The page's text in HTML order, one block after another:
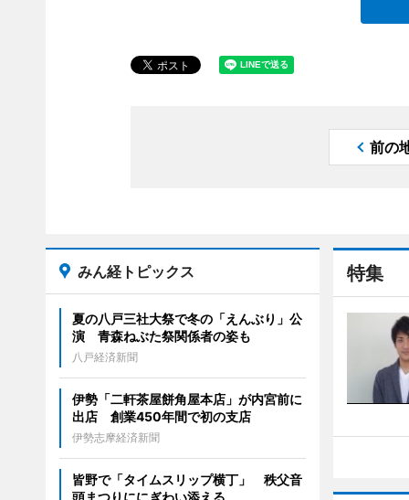
前の
特集
みん経トピックス
夏の八戸三社大祭で冬の「えんぶり」公
演 青森ねぶた祭関係者の姿も
八戸経済新聞
伊勢「二軒茶屋餅角屋本店」が内宮前に
出店 創業450年間で初の支店
伊勢志摩経済新聞
皆野で「タイムスリップ横丁」 秩父音